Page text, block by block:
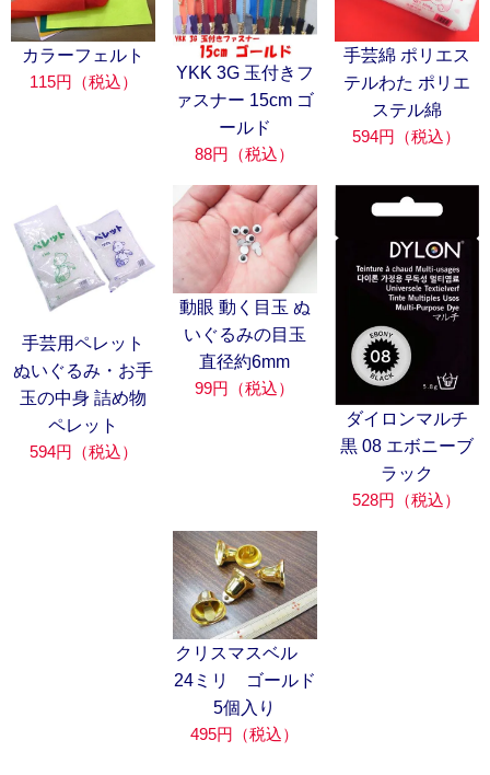
カラーフェルト
115円（税込）
YKK 3G 玉付きフ
ァスナー 15cm ゴ
ールド
88円（税込）
手芸綿 ポリエス
テルわた ポリエ
ステル綿
594円（税込）
手芸用ペレット
ぬいぐるみ・お手
玉の中身 詰め物
ペレット
594円（税込）
動眼 動く目玉 ぬ
いぐるみの目玉
直径約6mm
99円（税込）
ダイロンマルチ
黒 08 エボニーブ
ラック
528円（税込）
クリスマスベル
24ミリ ゴールド
5個入り
495円（税込）